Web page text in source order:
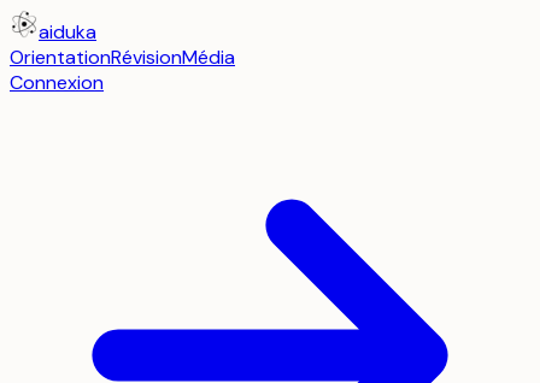
aiduka
OrientationRévisionMédia
Connexion